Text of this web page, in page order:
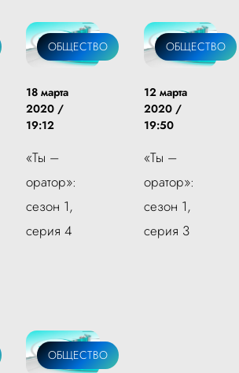
ОБЩЕСТВО
18 марта
2020 /
19:12
«Ты –
оратор»:
сезон 1,
серия 4
ОБЩЕСТВО
12 марта
2020 /
19:50
«Ты –
оратор»:
сезон 1,
серия 3
ОБЩЕСТВО